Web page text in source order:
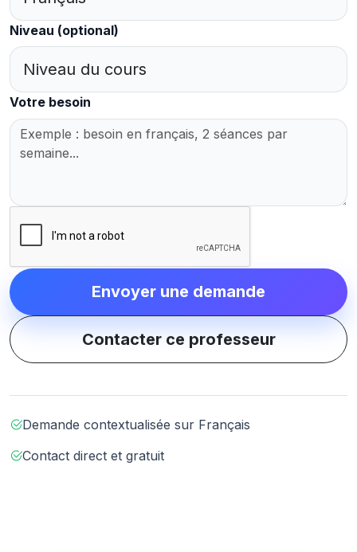
Niveau (optional)
Votre besoin
Envoyer une demande
Contacter ce professeur
Demande contextualisée sur Français
Contact direct et gratuit